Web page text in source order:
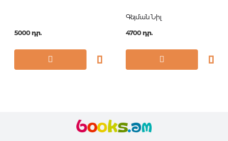
5000 դր.
Գեյման Նիլ
4700 դր.